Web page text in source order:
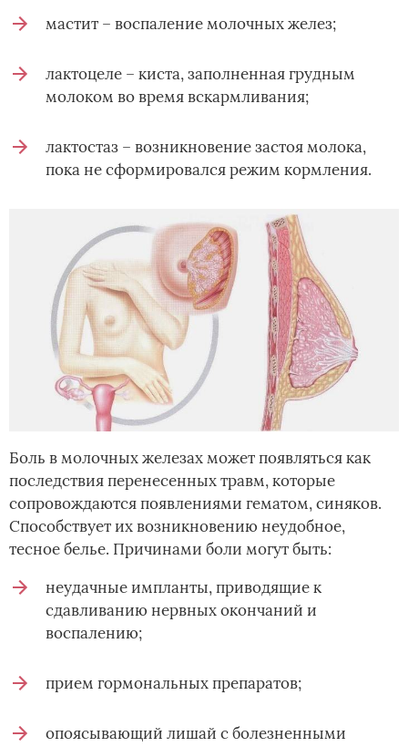
мастит – воспаление молочных желез;
лактоцеле – киста, заполненная грудным
молоком во время вскармливания;
лактостаз – возникновение застоя молока,
пока не сформировался режим кормления.
Боль в молочных железах может появляться как
последствия перенесенных травм, которые
сопровождаются появлениями гематом, синяков.
Способствует их возникновению неудобное,
тесное белье. Причинами боли могут быть:
неудачные импланты, приводящие к
сдавливанию нервных окончаний и
воспалению;
прием гормональных препаратов;
опоясывающий лишай с болезненными